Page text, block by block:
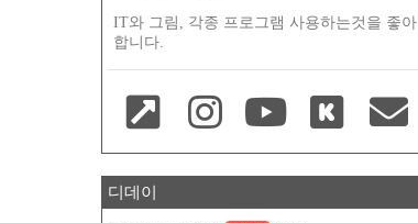
IT와 그림, 각종 프로그램 사용하는것을 좋아
합니다.
디데이